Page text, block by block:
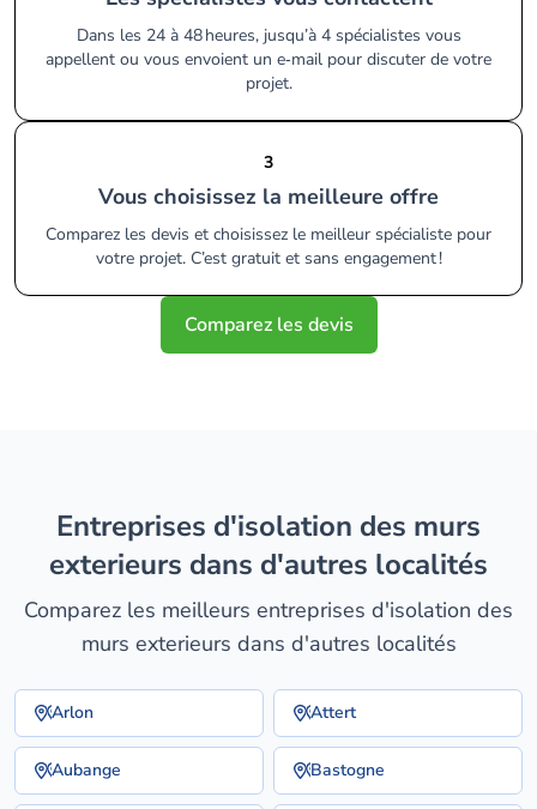
Dans les 24 à 48 heures, jusqu’à 4 spécialistes vous
appellent ou vous envoient un e‑mail pour discuter de votre
projet.
3
Vous choisissez la meilleure offre
Comparez les devis et choisissez le meilleur spécialiste pour
votre projet. C’est gratuit et sans engagement !
Comparez les devis
entreprises d'isolation des murs
exterieurs dans d'autres localités
Comparez les meilleurs entreprises d'isolation des
murs exterieurs dans d'autres localités
Arlon Attert
Aubange Bastogne